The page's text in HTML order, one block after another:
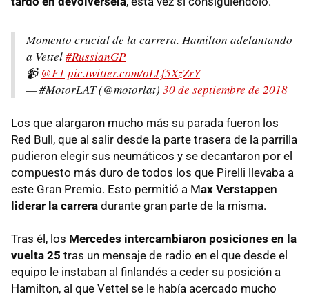
Momento crucial de la carrera. Hamilton adelantando
a Vettel#RussianGP
📹 @F1 pic.twitter.com/oLLf5XzZrY
— #MotorLAT (@motorlat) 30 de septiembre de 2018
Los que alargaron mucho más su parada fueron los
Red Bull, que al salir desde la parte trasera de la parrilla
pudieron elegir sus neumáticos y se decantaron por el
compuesto más duro de todos los que Pirelli llevaba a
este Gran Premio. Esto permitió a Max Verstappen
liderar la carrera durante gran parte de la misma.
Tras él, los Mercedes intercambiaron posiciones en la
vuelta 25 tras un mensaje de radio en el que desde el
equipo le instaban al finlandés a ceder su posición a
Hamilton, al que Vettel se le había acercado mucho